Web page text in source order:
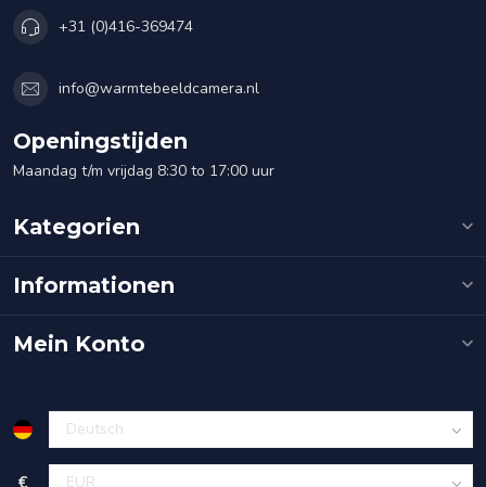
+31 (0)416-369474
info@warmtebeeldcamera.nl
Openingstijden
Maandag t/m vrijdag 8:30 to 17:00 uur
Kategorien
Informationen
Mein Konto
€